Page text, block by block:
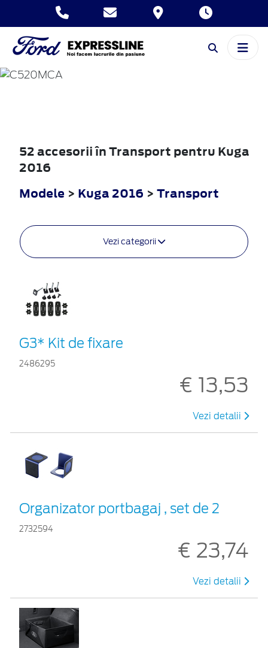
KUGA
52 accesorii în Transport pentru Kuga
2016
Modele > Kuga 2016 > Transport
Vezi categorii
G3* Kit de fixare
2486295
€ 13,53
Vezi detalii
Organizator portbagaj , set de 2
2732594
€ 23,74
Vezi detalii